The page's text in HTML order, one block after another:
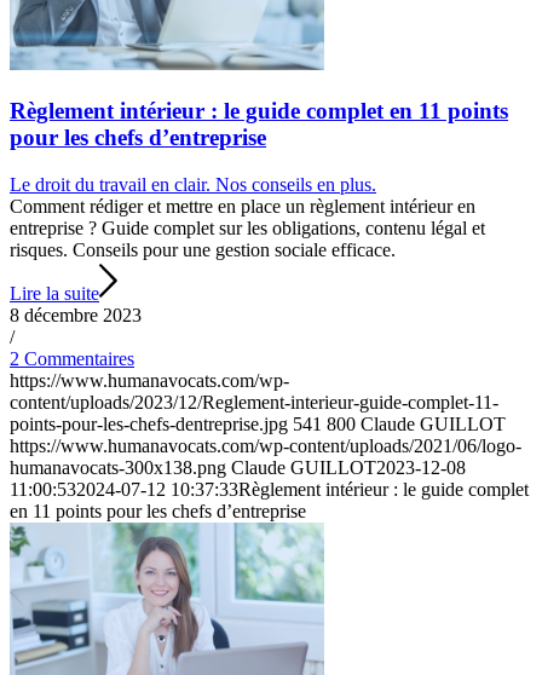
Règlement intérieur : le guide complet en 11 points
pour les chefs d’entreprise
Le droit du travail en clair. Nos conseils en plus.
Comment rédiger et mettre en place un règlement intérieur en
entreprise ? Guide complet sur les obligations, contenu légal et
risques. Conseils pour une gestion sociale efficace.
Lire la suite
8 décembre 2023
/
2 Commentaires
https://www.humanavocats.com/wp-
content/uploads/2023/12/Reglement-interieur-guide-complet-11-
points-pour-les-chefs-dentreprise.jpg 541 800 Claude GUILLOT
https://www.humanavocats.com/wp-content/uploads/2021/06/logo-
humanavocats-300x138.png Claude GUILLOT2023-12-08
11:00:532024-07-12 10:37:33Règlement intérieur : le guide complet
en 11 points pour les chefs d’entreprise